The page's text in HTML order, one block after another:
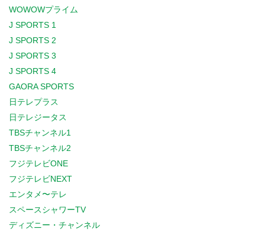
WOWOWプライム
J SPORTS 1
J SPORTS 2
J SPORTS 3
J SPORTS 4
GAORA SPORTS
日テレプラス
日テレジータス
TBSチャンネル1
TBSチャンネル2
フジテレビONE
フジテレビNEXT
エンタメ〜テレ
スペースシャワーTV
ディズニー・チャンネル